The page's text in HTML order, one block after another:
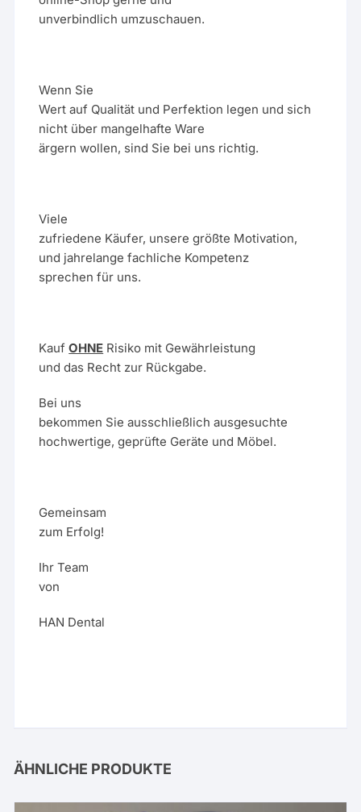
unverbindlich umzuschauen.
Wenn Sie
Wert auf Qualität und Perfektion legen und sich
nicht über mangelhafte Ware
ärgern wollen, sind Sie bei uns richtig.
Viele
zufriedene Käufer, unsere größte Motivation,
und jahrelange fachliche Kompetenz
sprechen für uns.
KaufOHNE Risiko mit Gewährleistung
und das Recht zur Rückgabe.
Bei uns
bekommen Sie ausschließlich ausgesuchte
hochwertige, geprüfte Geräte und Möbel.
Gemeinsam
zum Erfolg!
Ihr Team
von
HAN Dental
ÄHNLICHE PRODUKTE